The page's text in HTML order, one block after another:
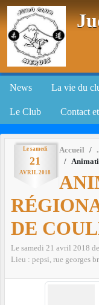
News La vie du
Le Club Contact
Le samedi
21
AVRIL 2018
Accueil
DE
Le samedi 21 avril 2018
Lieu : pepsi, rue georges
Panneau de gestion des